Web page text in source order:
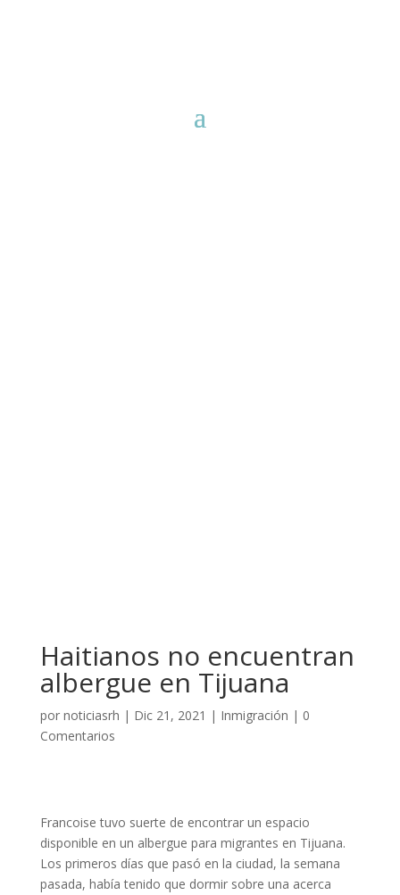
Haitianos no encuentran
albergue en Tijuana
por noticiasrh | Dic 21, 2021 | Inmigración | 0
Comentarios
Francoise tuvo suerte de encontrar un espacio
disponible en un albergue para migrantes en Tijuana.
Los primeros días que pasó en la ciudad, la semana
pasada, había tenido que dormir sobre una acerca